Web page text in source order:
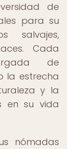
de
para su
salvajes,
Cada
de
la estrecha
y la
en su vida
nómadas